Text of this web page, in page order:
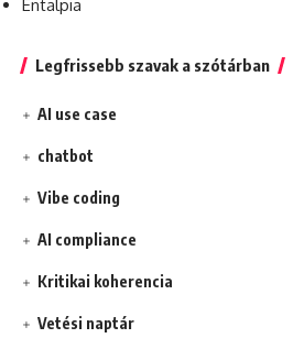
Entalpia
Legfrissebb szavak a szótárban
AI use case
chatbot
Vibe coding
AI compliance
Kritikai koherencia
Vetési naptár